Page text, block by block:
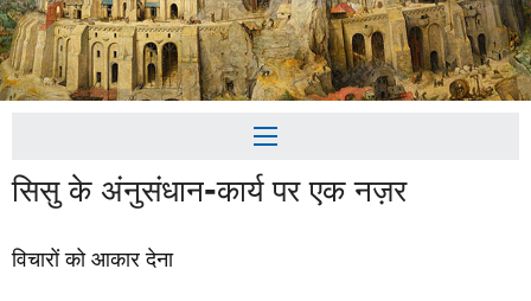
सिसु के अंनुसंधान-कार्य पर एक नज़र
विचारों को आकार देना